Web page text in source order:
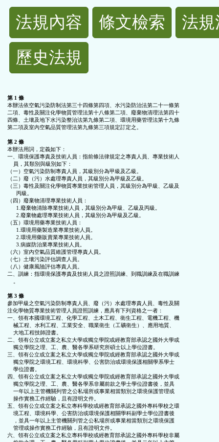
法
規
功
按
鈕
區
法規內容 條文檢索
法
歷史法規
第 1 條
本辦法依空氣污染防制法第三十四條第四項、水污染防治法第二十一條第
二項、毒性及關注化學物質管理法第十八條第二項、廢棄物清理法第四十
四條、土壤及地下水污染整治法第九條第二項、環境用藥管理法第十九條
第二項及室內空氣品質管理法第九條第三項規定訂定之。
第 2 條
本辦法用詞，定義如下：
一、環境保護專責及技術人員：指前條法律規定之專責人員、專業技術人
（一）空氣污染防制專責人員，其級別分為甲級及乙級。
（二）廢（污）水處理專責人員，其級別分為甲級及乙級。
（三）毒性及關注化學物質專業技術管理人員，其級別分為甲級、乙級及
（四）廢棄物清理專業技術人員：
（五）環境用藥專業技術人員：
（六）室內空氣品質維護管理專責人員。
（七）土壤污染評估調查人員。
（八）健康風險評估專責人員。
二、訓練：指環境保護專責及技術人員之證照訓練、到職訓練及在職訓練
第 3 條
參加甲級之空氣污染防制專責人員、廢（污）水處理專責人員、毒性及關
注化學物質專業技術管理人員證照訓練，應具有下列資格之一者：
一、領有本國環境工程、化學工程、土木工程、衛生工程、電機工程、機
二、領有公立或立案之私立大學或獨立學院或經教育部承認之國外大學或
三、領有公立或立案之私立大學或獨立學院或經教育部承認之國外大學或
四、領有公立或立案之私立大學或獨立學院或經教育部承認之國外大學或
五、領有公立或立案之私立專科學校或經教育部承認之國外專科學校之環
六、領有公立或立案之私立專科學校或經教育部承認之國外專科學校非屬